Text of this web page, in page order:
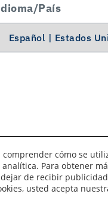
País
Ley de Cadenas
cómo se
Para obtener
de recibir
usted acepta